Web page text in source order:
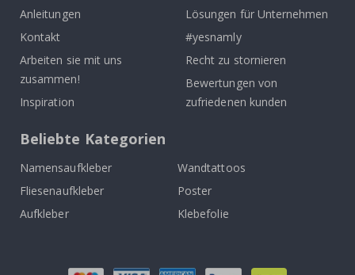
Anleitungen
Kontakt
Arbeiten sie mit uns
zusammen!
Inspiration
Lösungen für Unternehmen
#yesnamly
Recht zu stornieren
Bewertungen von
zufriedenen kunden
Beliebte Kategorien
Namensaufkleber
Wandtattoos
Fliesenaufkleber
Poster
Aufkleber
Klebefolie